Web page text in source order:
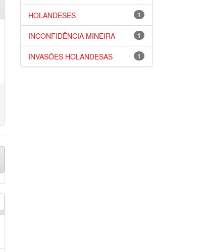
1
HOLANDESES
1
INCONFIDÊNCIA MINEIRA
1
INVASÕES HOLANDESAS